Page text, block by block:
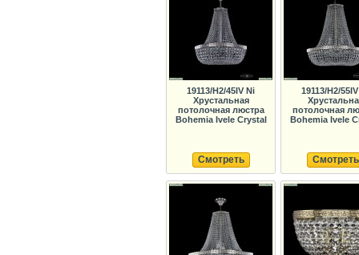
19113/H2/45IV Ni
Хрустальная
потолочная люстра
Bohemia Ivele Crystal
Смотреть
19113/H2/
потолочная
Bohemia Ivele
Смотреть